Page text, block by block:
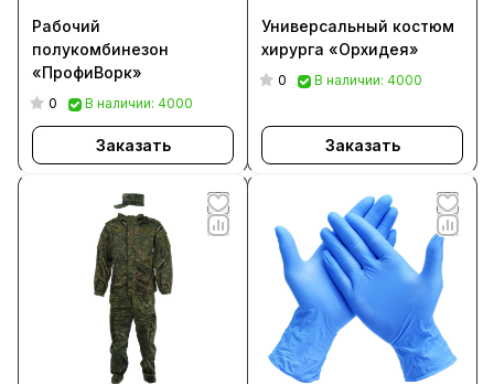
Рабочий
полукомбинезон
«ПрофиВорк»
0 В наличии: 4000
Заказать
Универсальный костюм
хирурга «Орхидея»
0 В наличии: 4000
Заказать